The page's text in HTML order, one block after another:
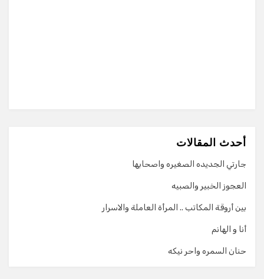
أحدث المقالات
جارتي الجديده الصغيره واصحابها
العجوز الخبير والصبيه
بين أروقة المكاتب .. المرأة العاملة والاسرار
أنا و الهانم
حنان السمره واحر نيكه